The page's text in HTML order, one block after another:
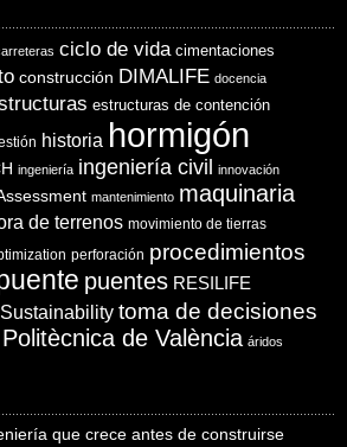
ciclo de vida cimentaciones
construcción DIMALIFE docencia
estructuras de contención
historia hormigón
ingeniería ingeniería civil innovación
mantenimiento maquinaria
de terrenos movimiento de tierras
perforación procedimientos
puentes RESILIFE
Sustainability toma de decisiones
de València áridos
que crece antes de construirse